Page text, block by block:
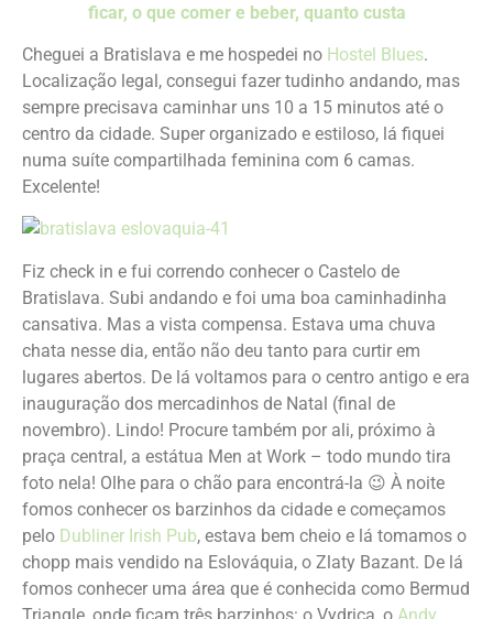
ficar, o que comer e beber, quanto custa
Cheguei a Bratislava e me hospedei no Hostel Blues.
Localização legal, consegui fazer tudinho andando, mas
sempre precisava caminhar uns 10 a 15 minutos até o
centro da cidade. Super organizado e estiloso, lá fiquei
numa suíte compartilhada feminina com 6 camas.
Excelente!
Fiz check in e fui correndo conhecer o Castelo de
Bratislava. Subi andando e foi uma boa caminhadinha
cansativa. Mas a vista compensa. Estava uma chuva
chata nesse dia, então não deu tanto para curtir em
lugares abertos. De lá voltamos para o centro antigo e era
inauguração dos mercadinhos de Natal (final de
novembro). Lindo! Procure também por ali, próximo à
praça central, a estátua Men at Work – todo mundo tira
foto nela! Olhe para o chão para encontrá-la 😉 À noite
fomos conhecer os barzinhos da cidade e começamos
pelo Dubliner Irish Pub, estava bem cheio e lá tomamos o
chopp mais vendido na Eslováquia, o Zlaty Bazant. De lá
fomos conhecer uma área que é conhecida como Bermud